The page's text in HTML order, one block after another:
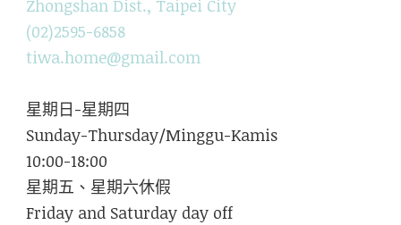
Zhongshan Dist., Taipei City
(02)2595-6858
tiwa.home@gmail.com
星期日-星期四
Sunday-Thursday/Minggu-Kamis
10:00-18:00
星期五、星期六休假
Friday and Saturday day off